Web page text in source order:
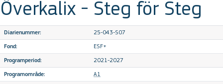
Överkalix - Steg för Steg
Diarienummer: 25-043-S07
Fond: ESF+
Programperiod: 2021-2027
Programområde: A1